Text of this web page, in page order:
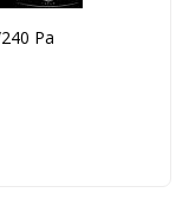
Pa